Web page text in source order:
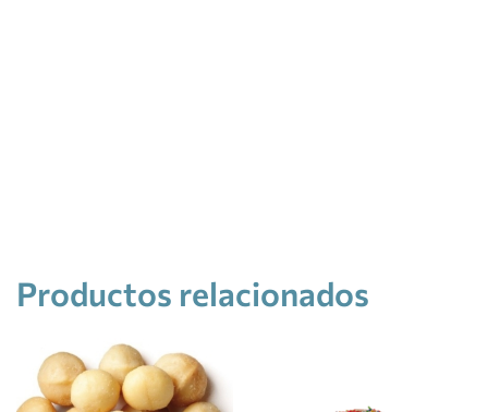
Productos relacionados